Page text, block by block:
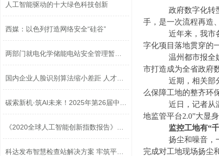
人工智能驱动的十大绿色科技创新
西媒：以色列打造网络安全“硅谷”
政府数字化转型
手，是一次流程再造
近年来，我市各
字化项目落地贯穿的
温州都市报全媒
市打造成为全省政府
近期，相关部分
么保障工地的整齐环
近日，记者从温
地监管平台2.0”大显
监控工地有“
扬尘和噪音，一
完成对工地现场扬尘